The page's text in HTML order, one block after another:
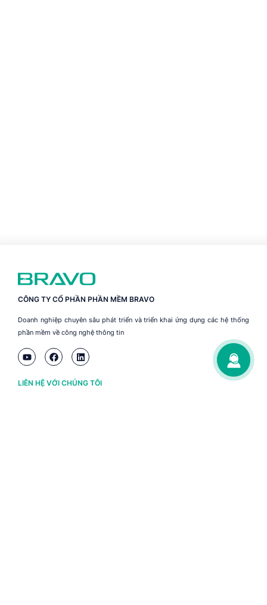
CÔNG TY CỔ PHẦN PHẦN MỀM BRAVO
Doanh nghiệp chuyên sâu phát triển và triển khai ứng dụng các hệ thống
phần mềm về công nghệ thông tin
LIÊN HỆ VỚI CHÚNG TÔI